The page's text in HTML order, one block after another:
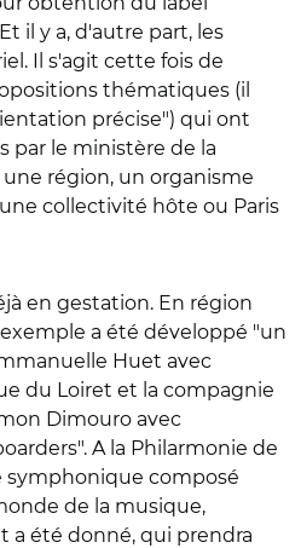
il y a, d'autre part, les
Il s'agit cette fois de
thématiques (il
précise") qui ont
par le ministère de la
une région, un organisme
collectivité hôte ou Paris
en gestation. En région
a été développé "un
Huet avec
du Loiret et la compagnie
Dimouro avec
A la Philarmonie de
symphonique composé
de la musique,
a été donné, qui prendra